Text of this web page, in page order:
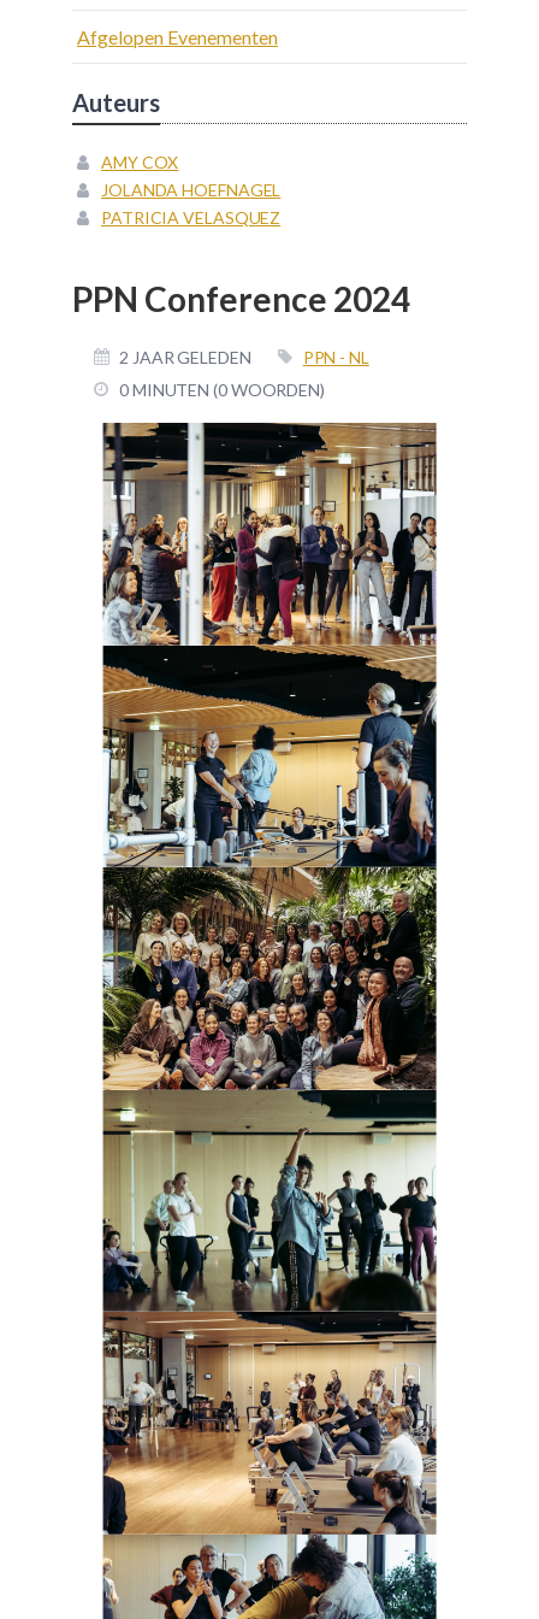
Afgelopen Evenementen
Auteurs
AMY COX
JOLANDA HOEFNAGEL
PATRICIA VELASQUEZ
PPN Conference 2024
2 JAAR GELEDEN
PPN - NL
0 MINUTEN (0 WOORDEN)